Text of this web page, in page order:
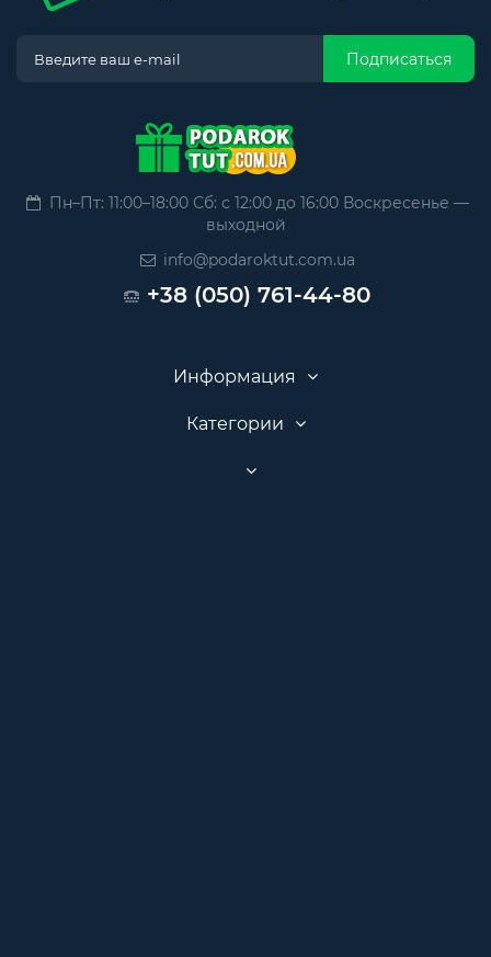
Подписаться
Пн–Пт: 11:00–18:00 Сб: с 12:00 до 16:00 Воскресенье —
выходной
info@podaroktut.com.ua
+38 (050) 761-44-80
Информация
Категории